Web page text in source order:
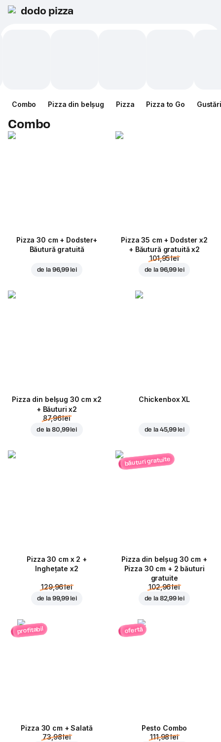
dodo pizza
Combo Pizza din belșug Pizza Pizza to Go Gustări
Combo
Pizza 30 cm + Dodster+
Băutură gratuită
de la 96,99 lei
Pizza 35 cm + Dodster x2
+ Băutură gratuită x2
101,95 lei
de la 96,99 lei
Pizza din belșug 30 cm x2
+ Băuturi x2
87,96 lei
de la80,99 lei
Chickenbox XL
de la 45,99 lei
Pizza 30 cm x 2 +
Inghețate x2
129,96 lei
de la 99,99 lei
băuturi gratuite
Pizza din belșug 30 cm +
Pizza 30 cm + 2 băuturi
gratuite
102,96 lei
de la 82,99 lei
profitabil
Pizza 30 cm + Salată
73,98 lei
ofertă
Pesto Combo
111,98 lei